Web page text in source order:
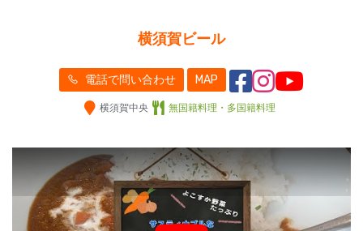
横須賀ビール
電話で問い合わせ MAP
横須賀中央 無国籍料理・多国籍料理